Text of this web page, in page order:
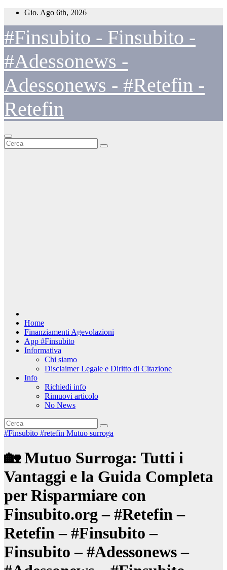
Salta
contenuto
Gio. Ago 6th, 2026
#Finsubito - Finsubito -
#Adessonews -
Adessonews - #Retefin -
Retefin
Home
Finanziamenti Agevolazioni
App #Finsubito
Informativa
Chi siamo
Disclaimer Legale e Diritto di Citazione
Info
Richiedi info
Rimuovi articolo
No News
#Finsubito #retefin Mutuo surroga
🏡 Mutuo Surroga: Tutti i
Vantaggi e la Guida Completa
per Risparmiare con
Finsubito.org – #Retefin –
Retefin – #Finsubito –
Finsubito – #Adessonews –